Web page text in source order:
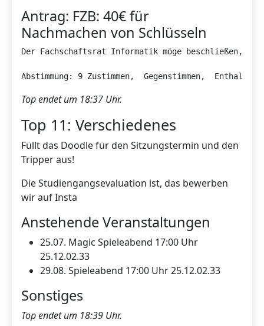
Antrag: FZB: 40€ für
Nachmachen von Schlüsseln
Der Fachschaftsrat Informatik möge beschließen,
Abstimmung: 9 Zustimmen,  Gegenstimmen,
Top endet um 18:37 Uhr.
Top 11: Verschiedenes
Füllt das Doodle für den Sitzungstermin und den
Tripper aus!
Die Studiengangsevaluation ist, das bewerben
wir auf Insta
Anstehende Veranstaltungen
25.07. Magic Spieleabend 17:00 Uhr
25.12.02.33
29.08. Spieleabend 17:00 Uhr 25.12.02.33
Sonstiges
Top endet um 18:39 Uhr.